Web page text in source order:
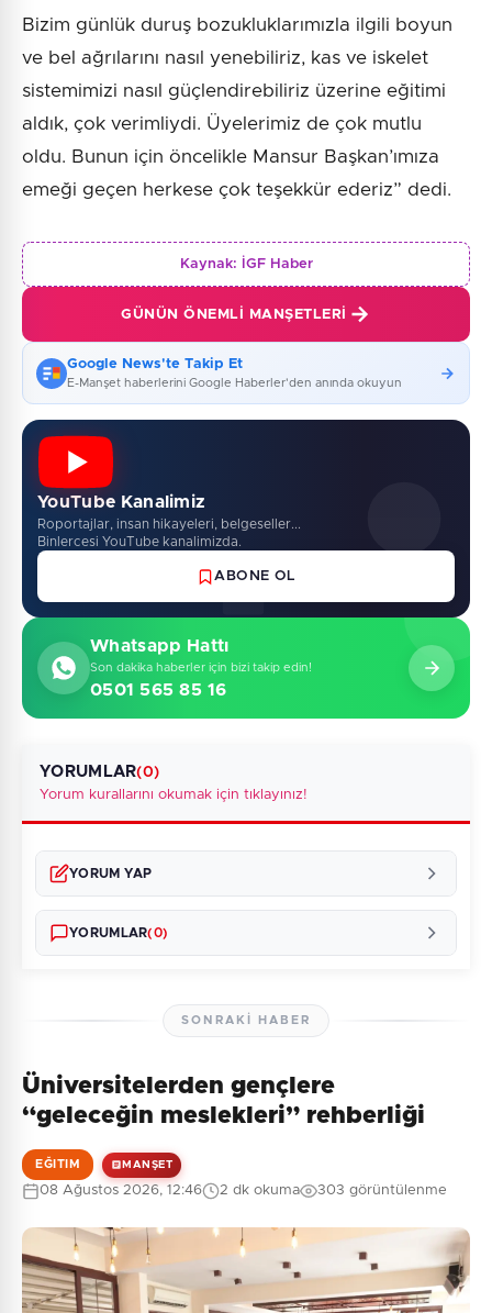
Bizim günlük duruş bozukluklarımızla ilgili boyun
ve bel ağrılarını nasıl yenebiliriz, kas ve iskelet
sistemimizi nasıl güçlendirebiliriz üzerine eğitimi
aldık, çok verimliydi. Üyelerimiz de çok mutlu
oldu. Bunun için öncelikle Mansur Başkan’ımıza
emeği geçen herkese çok teşekkür ederiz” dedi.
Kaynak: İGF Haber
GÜNÜN ÖNEMLI MANŞETLERI
Google News'te Takip Et
E-Manşet haberlerini Google Haberler'den anında okuyun
YouTube Kanalimiz
Roportajlar, insan hikayeleri, belgeseller...
Binlercesi YouTube kanalimizda.
ABONE OL
Whatsapp Hattı
Son dakika haberler için bizi takip edin!
0501 565 85 16
YORUMLAR(0)
Yorum kurallarını okumak için tıklayınız!
YORUM YAP
Güvenlik Sorusu:
10 + 6 = ?
YORUMLAR(0)
Henüz yorum yapılmamış. İlk yorumu siz yapın!
SONRAKI HABER
Üniversitelerden gençlere
“geleceğin meslekleri” rehberliği
EĞITIM MANŞET
08 Ağustos 2026, 12:46 2 dk okuma 303 görüntülenme